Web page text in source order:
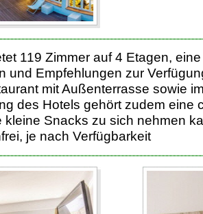
119 Zimmer auf 4 Etagen,
und Empfehlungen zur
mit Außenterrasse sowie
des Hotels gehört zudem eine
Snacks zu sich nehmen
je nach Verfügbarkeit